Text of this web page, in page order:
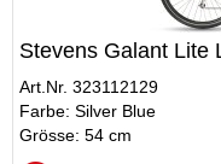
Stevens Galant Lite
Art.Nr. 323112129
Farbe: Silver Blue
Grösse: 54 cm